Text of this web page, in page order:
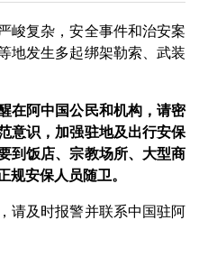
专题 实用信息
复杂，安全事件和治安案
地发生多起绑架勒索、武装
在阿中国公民和机构，请密
意识，加强驻地及出行安保
到饭店、宗教场所、大型商
规安保人员随卫。
及时报警并联系中国驻阿